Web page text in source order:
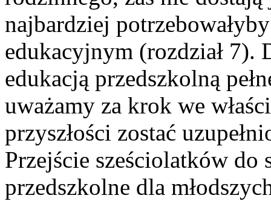
najbardziej
edukacyjnym (rozdział 7).
edukacją przedszkolną
uważamy za krok we
przyszłości zostać
Przejście sześciolatków do
przedszkolne dla